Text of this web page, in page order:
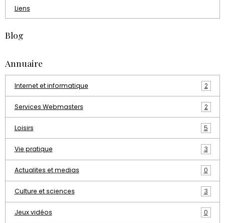
Liens
Blog
Annuaire
Internet et informatique 2
Services Webmasters 2
Loisirs 5
Vie pratique 3
Actualites et medias 0
Culture et sciences 3
Jeux vidéos 0